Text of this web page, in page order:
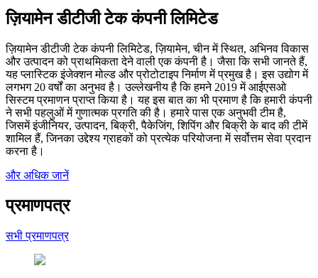
ज़ियामेन डीटीजी टेक कंपनी लिमिटेड
ज़ियामेन डीटीजी टेक कंपनी लिमिटेड, ज़ियामेन, चीन में स्थित, अभिनव विकास
और उत्पादन को प्राथमिकता देने वाली एक कंपनी है। जैसा कि सभी जानते हैं,
यह प्लास्टिक इंजेक्शन मोल्ड और प्रोटोटाइप निर्माण में प्रमुख है। इस उद्योग में
लगभग 20 वर्षों का अनुभव है। उल्लेखनीय है कि हमने 2019 में आईएसओ
सिस्टम प्रमाणन प्राप्त किया है। यह इस बात का भी प्रमाण है कि हमारी कंपनी
ने सभी पहलुओं में गुणात्मक प्रगति की है। हमारे पास एक अनुभवी टीम है,
जिसमें इंजीनियर, उत्पादन, बिक्री, पैकेजिंग, शिपिंग और बिक्री के बाद की टीमें
शामिल हैं, जिनका उद्देश्य ग्राहकों को प्रत्येक परियोजना में सर्वोत्तम सेवा प्रदान
करना है।
और अधिक जानें
प्रमाणपत्र
सभी प्रमाणपत्र